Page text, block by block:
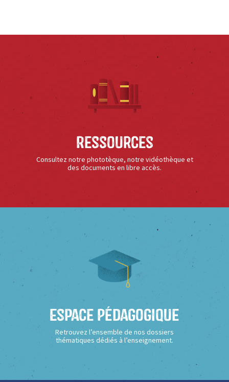
Ressources
Consultez notre phototèque, notre vidéothèque et
des documents en libre accès.
Espace Pédagogique
Retrouvez l’ensemble de nos dossiers
thématiques dédiés à l’enseignement.